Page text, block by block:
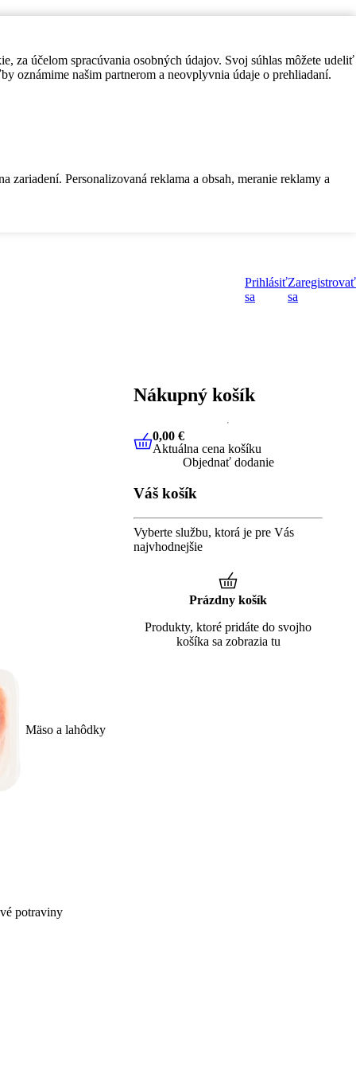
za účelom spracúvania osobných údajov. Svoj súhlas môžete udeliť
oznámime našim partnerom a neovplyvnia údaje o prehliadaní.
Personalizovaná reklama a obsah, meranie reklamy a
Prihlásiť
sa
Zaregistrovať
sa
Mäso a lahôdky
potraviny
Nákupný košík
0,00 €Aktuálna cena košíku
0,00 €
Aktuálna cena košíku
Objednať dodanie
Váš košík
Vyberte službu, ktorá je pre Vás
najvhodnejšie
Prázdny košík
Produkty, ktoré pridáte do svojho
košíka sa zobrazia tu